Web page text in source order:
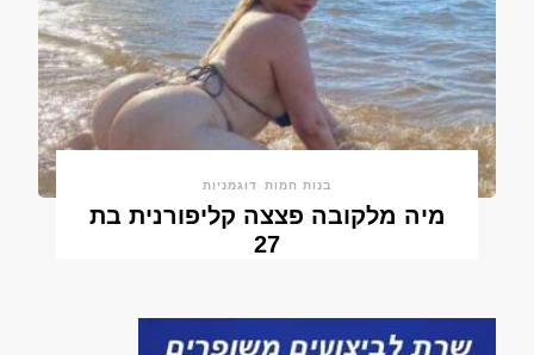
בנות חמות דוגמניות
מיה מלקובה פצצה קליפורנית בת
27